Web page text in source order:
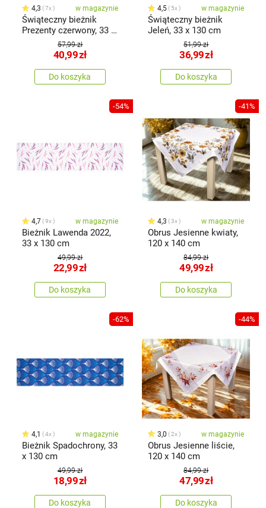
4,3 7x w magazynie
Świąteczny bieżnik
Prezenty czerwony, 33 x
57,99 zł
40,99zł
Do koszyka
4,5 5x w magazynie
Świąteczny bieżnik
Jeleń, 33 x 130 cm
51,99 zł
36,99zł
Do koszyka
-54%
4,7 9x w magazynie
Bieżnik Lawenda 2022,
33 x 130 cm
49,99 zł
22,99zł
Do koszyka
-41%
4,3 3x w magazynie
Obrus Jesienne kwiaty,
120 x 140 cm
84,99 zł
49,99zł
Do koszyka
-62%
4,1 4x w magazynie
Bieżnik Spadochrony, 33
x 130 cm
49,99 zł
18,99zł
Do koszyka
-44%
3,0 2x w magazynie
Obrus Jesienne liście,
120 x 140 cm
84,99 zł
47,99zł
Do koszyka